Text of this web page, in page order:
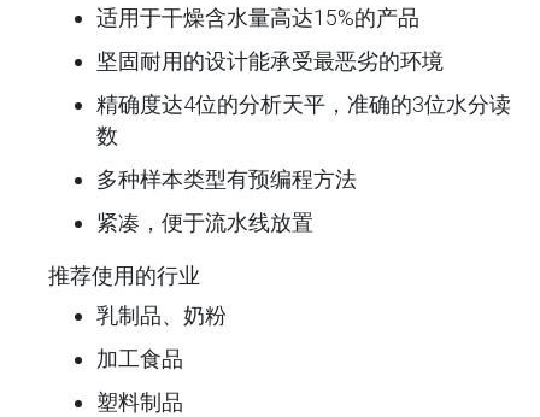
适用于干燥含水量高达15%的产品
坚固耐用的设计能承受最恶劣的环境
精确度达4位的分析天平，准确的3位水分读
数
多种样本类型有预编程方法
紧凑，便于流水线放置
推荐使用的行业
乳制品、奶粉
加工食品
塑料制品